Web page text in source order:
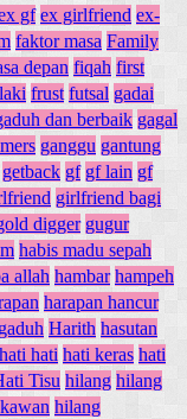
gf ex girlfriend ex-
faktor masa Family
depan fiqah first
frust futsal gadai
dan berbaik gagal
ganggu gantung
getback gf gf lain gf
girlfriend bagi
digger gugur
habis madu sepah
allah hambar hampeh
harapan hancur
Harith hasutan
hati hati hati keras hati
Tisu hilang hilang
hilang